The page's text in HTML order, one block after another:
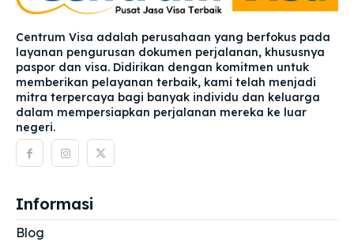
Centrum Visa adalah perusahaan yang berfokus pada
layanan pengurusan dokumen perjalanan, khususnya
paspor dan visa. Didirikan dengan komitmen untuk
memberikan pelayanan terbaik, kami telah menjadi
mitra terpercaya bagi banyak individu dan keluarga
dalam mempersiapkan perjalanan mereka ke luar
negeri.
Informasi
Blog